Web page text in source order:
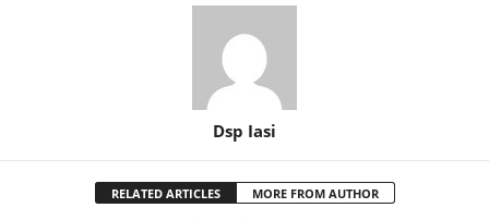
Dsp Iasi
RELATED ARTICLES MORE FROM AUTHOR